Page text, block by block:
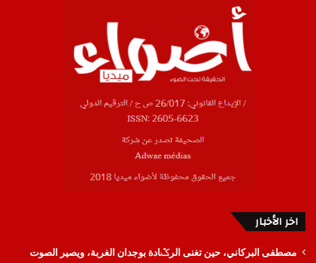
اخر الأخبار
مصطفى البركاني، حين تغنى الرݣادة بوجدان الغربة، ويصير الصوت